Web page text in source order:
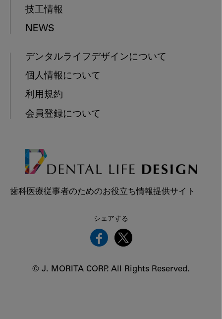
技工情報
NEWS
デンタルライフデザインについて
個人情報について
利用規約
会員登録について
歯科医療従事者のためのお役立ち情報提供サイト
シェアする
© J. MORITA CORP. All Rights Reserved.